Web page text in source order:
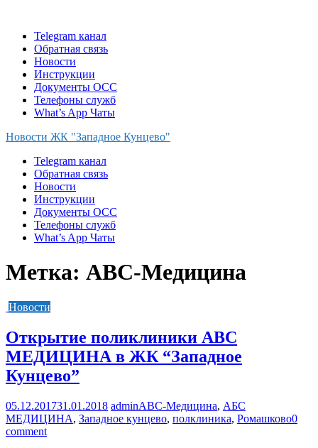
contentTelegram канал
Обратная связь
Новости
Инструкции
Документы ОСС
Телефоны служб
What’s App Чаты
Новости ЖК "Западное Кунцево"
Telegram канал
Обратная связь
Новости
Инструкции
Документы ОСС
Телефоны служб
What’s App Чаты
Метка: ABC-Медицина
Новости
Открытие поликлиники ABC
МЕДИЦИНА в ЖК “Западное
Кунцево”
05.12.201731.01.2018 adminABC-Медицина, АБС
МЕДИЦИНА, Западное кунцево, полклиника, Ромашково0
comment